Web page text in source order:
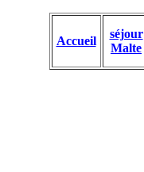
Accueil
séjour
Malte